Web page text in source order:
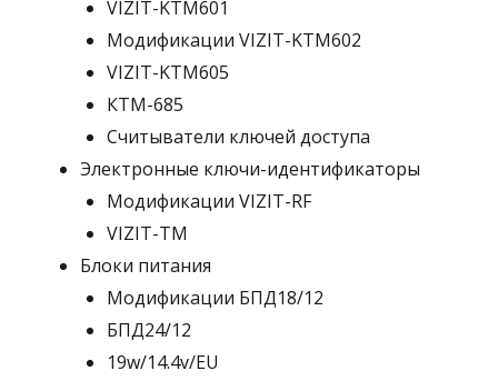
VIZIT-KTM601
Модификации VIZIT-KTM602
VIZIT-KTM605
КТМ-685
Считыватели ключей доступа
Электронные ключи-идентификаторы
Модификации VIZIT-RF
VIZIT-TM
Блоки питания
Модификации БПД18/12
БПД24/12
19w/14.4v/EU